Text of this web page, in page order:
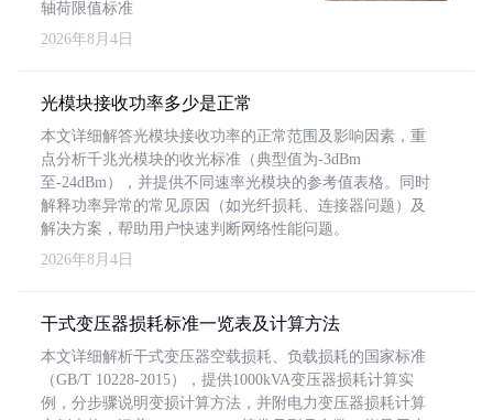
轴荷限值标准
2026年8月4日
光模块接收功率多少是正常
本文详细解答光模块接收功率的正常范围及影响因素，重
点分析千兆光模块的收光标准（典型值为-3dBm
至-24dBm），并提供不同速率光模块的参考值表格。同时
解释功率异常的常见原因（如光纤损耗、连接器问题）及
解决方案，帮助用户快速判断网络性能问题。
2026年8月4日
干式变压器损耗标准一览表及计算方法
本文详细解析干式变压器空载损耗、负载损耗的国家标准
（GB/T 10228-2015），提供1000kVA变压器损耗计算实
例，分步骤说明变损计算方法，并附电力变压器损耗计算